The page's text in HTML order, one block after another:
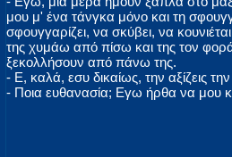
μου μ' ένα τάνγκα μόνο και τη
σφουγγαρίζει, να σκύβει, να
της χυμάω από πίσω και της τον
ξεκολλήσουν από πάνω της.
- Ε, καλά, εσυ δικαίως, την αξίζεις
- Ποια ευθανασία; Εγω ήρθα να μου